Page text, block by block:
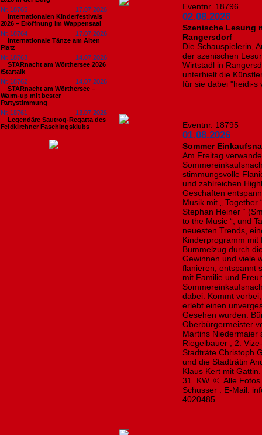
Nr. 18765
17.07.2026
Internationalen Kinderfestivals
2026 – Eröffnung im Wappensaal
Nr. 18764
17.07.2026
Internationale Tänze am Alten
Platz
Nr. 18763
14.07.2026
STARnacht am Wörthersee 2026
/Startalk
Nr. 18762
14.07.2026
STARnacht am Wörthersee –
Warm-up mit bester
Partystimmung
Nr. 18761
13.07.2026
Legendäre Sautrog-Regatta des
Feldkirchner Faschingsklubs
Eventnr. 18796
02.08.2026
Szenische Lesung
Rangersdorf
Die Schauspielerin,
der szenischen
Wirtstadl in
unterhielt die
für sie dabei "heidi-s
Eventnr. 18795
01.08.2026
Sommer
Am Freitag
stimmungsvolle
und zahlreichen
Geschäften
Musik mit „ Together
Stephan Heiner “
to the Music “, und
neuesten Trends,
Kinderprogramm mit
Bummelzug durch
Gewinnen und viele
flanieren, entspannt
mit Familie und
dabei. Kommt
erlebt einen
Gesehen wurden:
Oberbürgermeister
Martins Niedermaier
Riegelbauer , 2.
Stadträte Christoph
und die Stadträtin
Klaus Kert mit
31. KW. ©. Alle
Schusser . E-Mail:
4020485 .